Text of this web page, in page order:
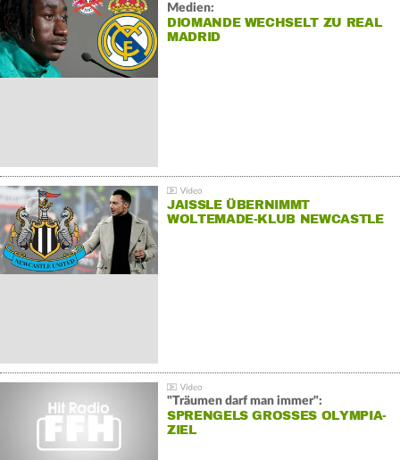
Medien:
DIOMANDE WECHSELT ZU REAL
MADRID
JAISSLE ÜBERNIMMT
WOLTEMADE-KLUB NEWCASTLE
"Träumen darf man immer":
SPRENGELS GROSSES OLYMPIA-Z
IEL